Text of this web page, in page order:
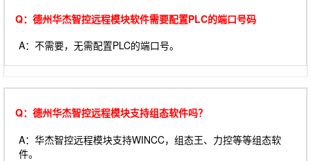
Q：德州华杰智控远程模块软件需要配置PLC的端口号码
A：不需要，无需配置PLC的端口号。
Q：德州华杰智控远程模块支持组态软件吗？
A：华杰智控远程模块支持WINCC，组态王、力控等等组态软
件。